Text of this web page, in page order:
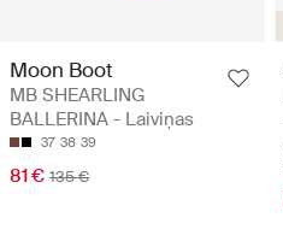
Moon Boot
MB SHEARLING
BALLERINA - Laiviņas
37 38 39
81 € 135 €